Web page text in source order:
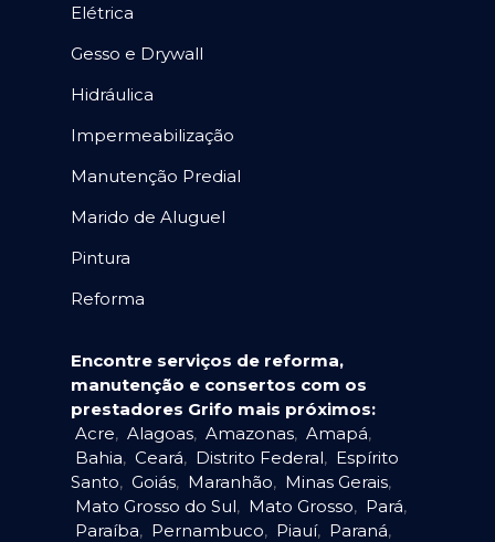
Elétrica
Gesso e Drywall
Hidráulica
Impermeabilização
Manutenção Predial
Marido de Aluguel
Pintura
Reforma
Encontre serviços de reforma,
manutenção e consertos com os
prestadores Grifo mais próximos:
Acre, Alagoas, Amazonas, Amapá,
Bahia, Ceará, Distrito Federal, Espírito
Santo, Goiás, Maranhão, Minas Gerais,
Mato Grosso do Sul, Mato Grosso, Pará,
Paraíba, Pernambuco, Piauí, Paraná,